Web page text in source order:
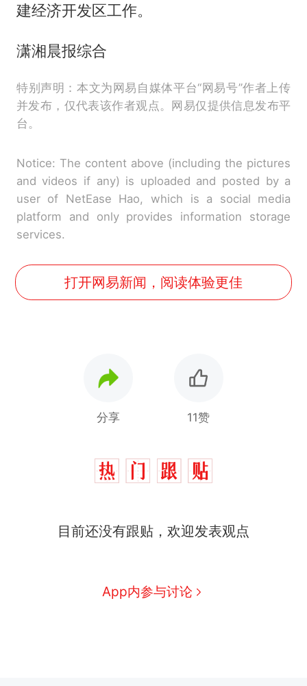
建经济开发区工作。
潇湘晨报综合
特别声明：本文为网易自媒体平台“网易号”作者上传
并发布，仅代表该作者观点。网易仅提供信息发布平
台。
Notice: The content above (including the pictures
and videos if any) is uploaded and posted by a
user of NetEase Hao, which is a social media
platform and only provides information storage
services.
打开网易新闻，阅读体验更佳
分享 11赞
目前还没有跟贴，欢迎发表观点
App内参与讨论